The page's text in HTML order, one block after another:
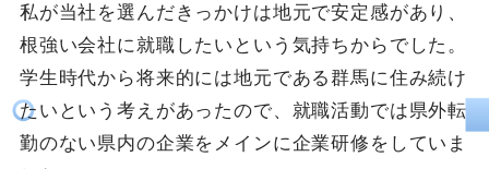
私が当社を選んだきっかけは地元で安定感があり、
根強い会社に就職したいという気持ちからでした。
学生時代から将来的には地元である群馬に住み続け
たいという考えがあったので、就職活動では県外転
勤のない県内の企業をメインに企業研修をしていま